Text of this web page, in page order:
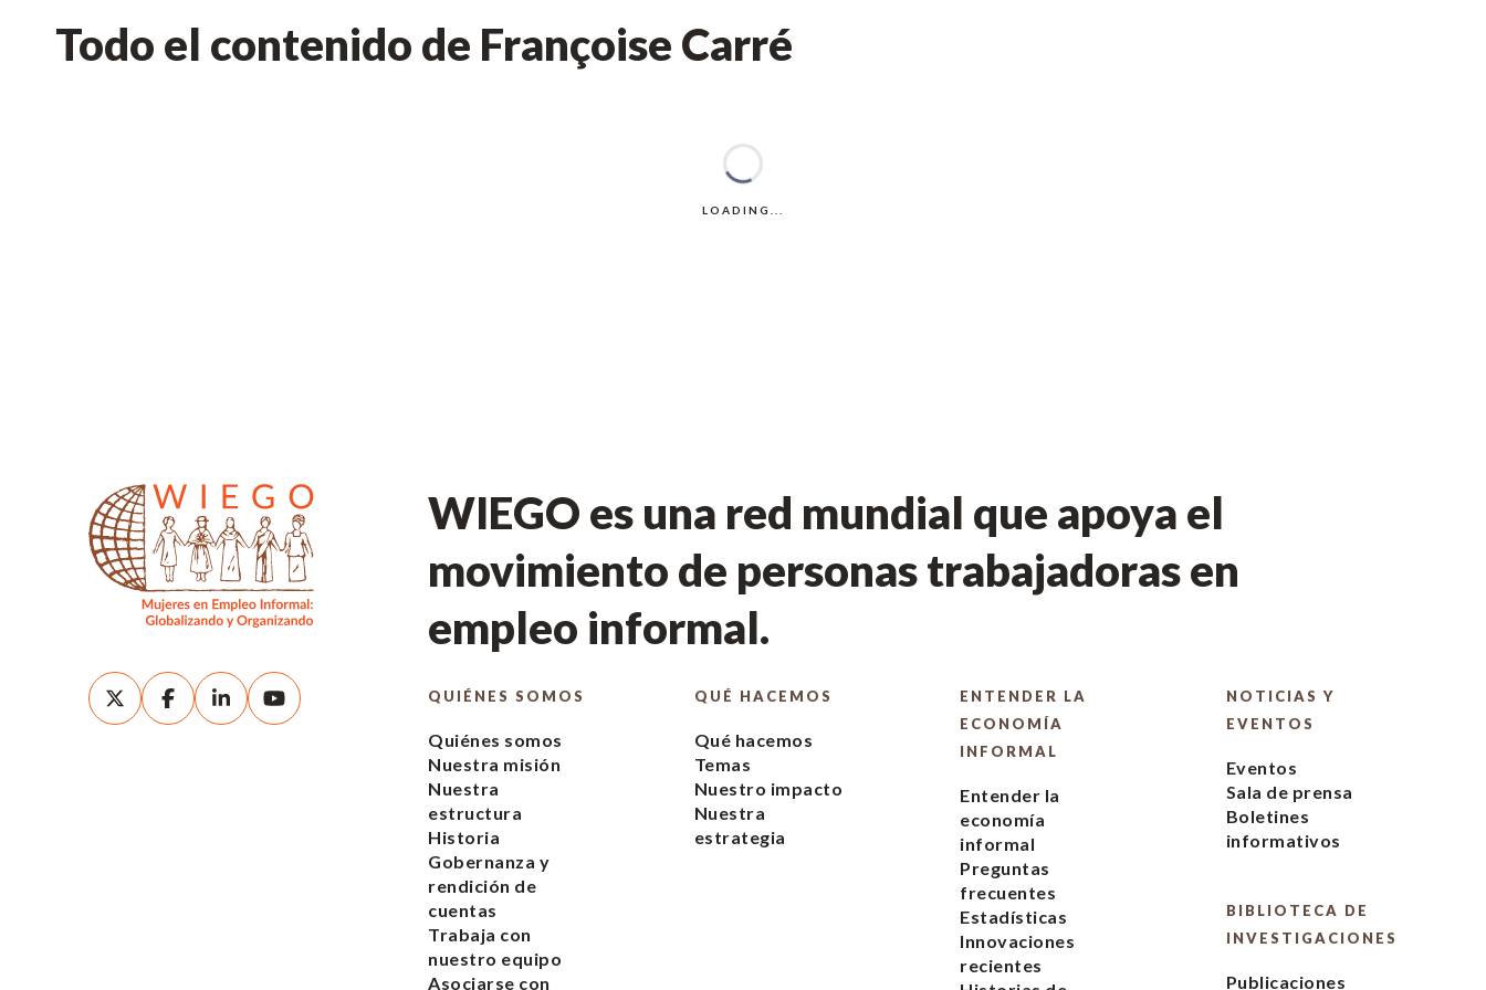
Todo el contenido de Françoise Carré
WIEGO es una red mundial que apoya el
movimiento de personas trabajadoras en
empleo informal.
QUIÉNES SOMOS
Quiénes somos
Nuestra misión
Nuestra
estructura
Historia
Gobernanza y
rendición de
cuentas
Trabaja con
nuestro equipo
Asociarse con
QUÉ HACEMOS
Qué hacemos
Temas
Nuestro impacto
Nuestra
estrategia
ENTENDER LA
ECONOMÍA
INFORMAL
Entender la
economía
informal
Preguntas
frecuentes
Estadísticas
Innovaciones
recientes
NOTICIAS Y
EVENTOS
Eventos
Sala de prensa
Boletines
informativos
BIBLIOTECA DE
INVESTIGACIONES
Publicaciones